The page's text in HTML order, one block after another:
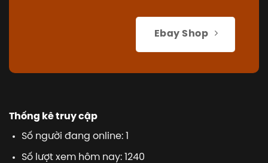
Ebay Shop
Thống kê truy cập
Số người đang online: 1
Số lượt xem hôm nay: 1240